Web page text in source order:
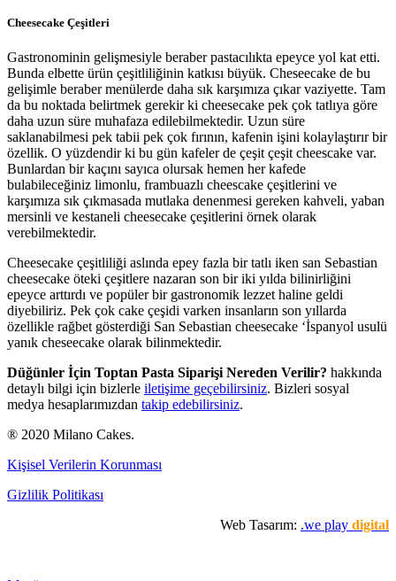
Cheesecake Çeşitleri
Gastronominin gelişmesiyle beraber pastacılıkta epeyce yol kat etti.
Bunda elbette ürün çeşitliliğinin katkısı büyük. Cheseecake de bu
gelişimle beraber menülerde daha sık karşımıza çıkar vaziyette. Tam
da bu noktada belirtmek gerekir ki cheesecake pek çok tatlıya göre
daha uzun süre muhafaza edilebilmektedir. Uzun süre
saklanabilmesi pek tabii pek çok fırının, kafenin işini kolaylaştırır bir
özellik. O yüzdendir ki bu gün kafeler de çeşit çeşit cheescake var.
Bunlardan bir kaçını sayıca olursak hemen her kafede
bulabileceğiniz limonlu, frambuazlı cheescake çeşitlerini ve
karşımıza sık çıkmasada mutlaka denenmesi gereken kahveli, yaban
mersinli ve kestaneli cheesecake çeşitlerini örnek olarak
verebilmektedir.
Cheesecake çeşitliliği aslında epey fazla bir tatlı iken san Sebastian
cheesecake öteki çeşitlere nazaran son bir iki yılda bilinirliğini
epeyce arttırdı ve popüler bir gastronomik lezzet haline geldi
diyebiliriz. Pek çok cake çeşidi varken insanların son yıllarda
özellikle rağbet gösterdiği San Sebastian cheesecake ‘İspanyol usulü
yanık cheseecake olarak bilinmektedir.
Düğünler İçin Toptan Pasta Siparişi Nereden Verilir? hakkında
detaylı bilgi için bizlerle iletişime geçebilirsiniz. Bizleri sosyal
medya hesaplarımızdan takip edebilirsiniz.
® 2020 Milano Cakes.
Kişisel Verilerin Korunması
Gizlilik Politikası
Web Tasarım: .we play digital